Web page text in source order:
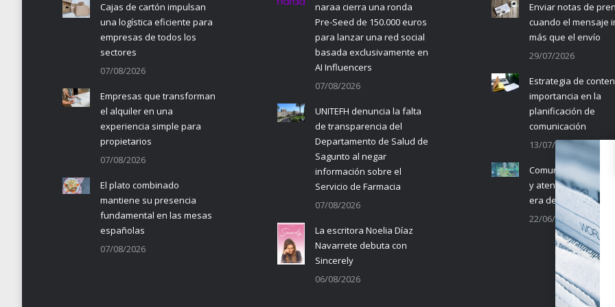
Cajas de cartón impulsan
una logística eficiente para
empresas de todos los
sectores
07/08/2026
Empresas que transforman
el alquiler en una
experiencia simple para
propietarios
07/08/2026
El plato combinado
mantiene su presencia
fundamental en las mesas
españolas
07/08/2026
naraa cierra una ronda
Pre-Seed de 150.000 euros
para lanzar una red social
basada exclusivamente en
AI Influencers
07/08/2026
UNITEFH denuncia la falta
de transparencia del
Departamento de Salud de
Sagunto al negar
información sobre el
Servicio de Farmacia
07/08/2026
La escritora Noelia Díaz
Navarrete debuta con
Sincerely
06/08/2026
Enviar notas de
cuando el mensaje
más que el envío
29/07/2026
Estrategia de
importancia en la
planificación de
comunicación
13/07/2026
Comunicación
y atención al cliente
era de la IA
22/06/2026